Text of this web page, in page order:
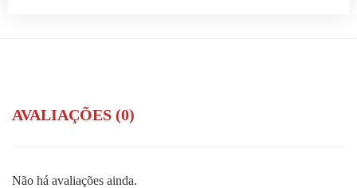
AVALIAÇÕES (0)
Não há avaliações ainda.